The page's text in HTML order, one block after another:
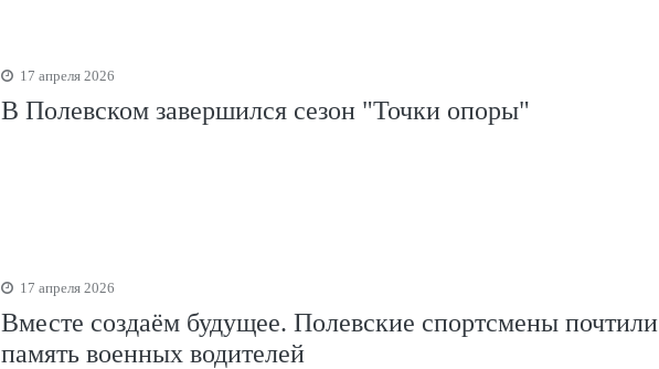
17 апреля 2026
В Полевском завершился сезон "Точки опоры"
17 апреля 2026
Вместе создаём будущее. Полевские спортсмены почтили
память военных водителей